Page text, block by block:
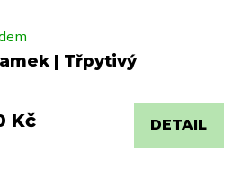
| Třpytivý
Kč DETAIL